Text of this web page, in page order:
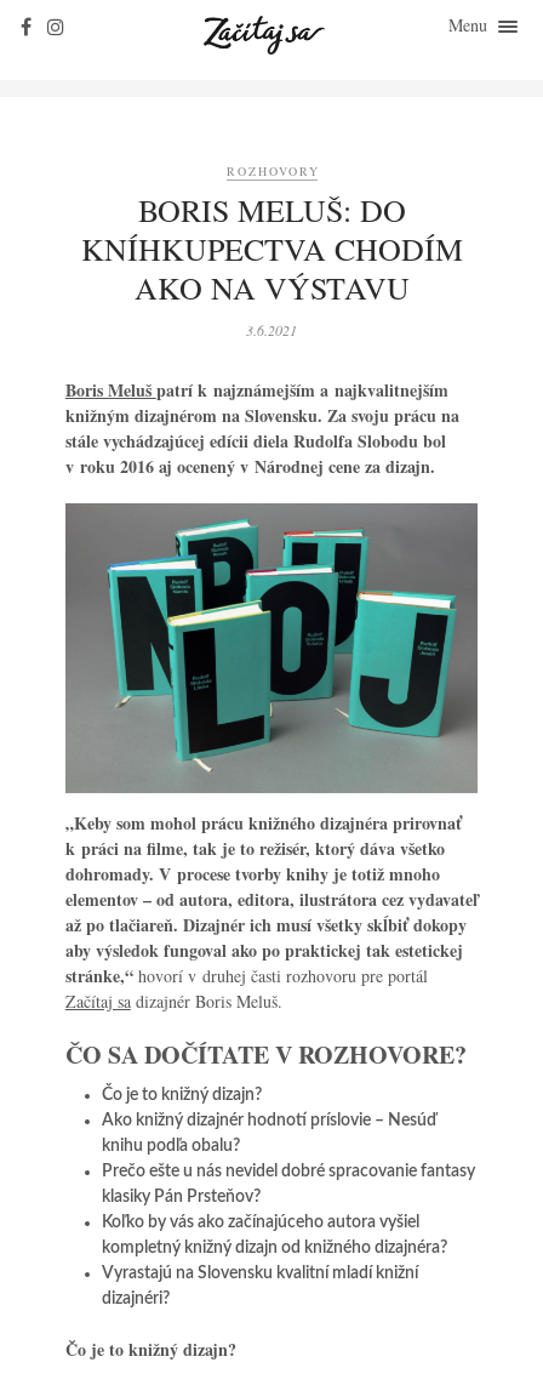
Menu
ROZHOVORY
KONTAKT
ROZHOVORY
BORIS MELUŠ: DO
KNÍHKUPECTVA CHODÍM
AKO NA VÝSTAVU
3.6.2021
Boris Melušpatrí k najznámejším a najkvalitnejším
knižným dizajnérom na Slovensku. Za svoju prácu na
stále vychádzajúcej edícii diela Rudolfa Slobodu bol
v roku 2016 aj ocenený v Národnej cene za dizajn.
„Keby som mohol prácu knižného dizajnéra prirovnať
k práci na filme, tak je to režisér, ktorý dáva všetko
dohromady. V procese tvorby knihy je totiž mnoho
elementov – od autora, editora, ilustrátora cez vydavateľ
až po tlačiareň. Dizajnér ich musí všetky skĺbiť dokopy
aby výsledok fungoval ako po praktickej tak estetickej
stránke,“hovorí v druhej časti rozhovoru pre portál
Začítaj sadizajnér Boris Meluš.
ČO SA DOČÍTATE V ROZHOVORE?
Čo je to knižný dizajn?
Ako knižný dizajnér hodnotí príslovie – Nesúď
knihu podľa obalu?
Prečo ešte u nás nevidel dobré spracovanie fantasy
klasiky Pán Prsteňov?
Koľko by vás ako začínajúceho autora vyšiel
kompletný knižný dizajn od knižného dizajnéra?
Vyrastajú na Slovensku kvalitní mladí knižní
dizajnéri?
Čo je to knižný dizajn?